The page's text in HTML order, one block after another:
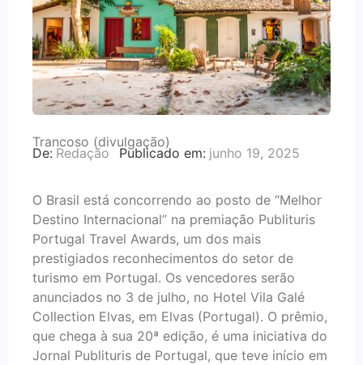
Trancoso (divulgação)
De: Redação Publicado em: junho 19, 2025
O Brasil está concorrendo ao posto de “Melhor
Destino Internacional” na premiação Publituris
Portugal Travel Awards, um dos mais
prestigiados reconhecimentos do setor de
turismo em Portugal. Os vencedores serão
anunciados no 3 de julho, no Hotel Vila Galé
Collection Elvas, em Elvas (Portugal). O prêmio,
que chega à sua 20ª edição, é uma iniciativa do
Jornal Publituris de Portugal, que teve início em